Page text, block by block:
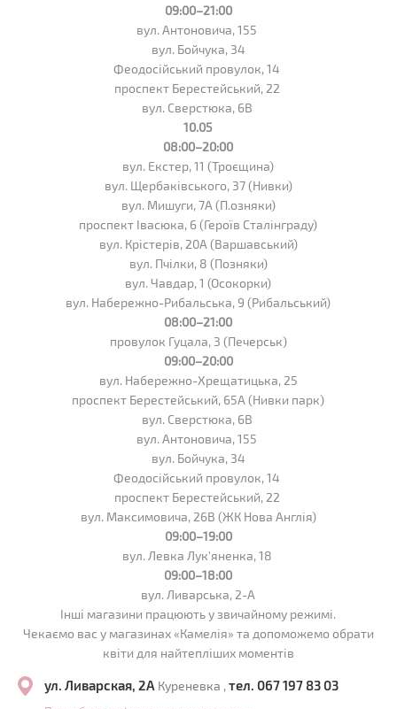
09:00–21:00
вул. Антоновича, 155
вул. Бойчука, 34
Феодосійський провулок, 14
проспект Берестейський, 22
вул. Сверстюка, 6В
10.05
08:00–20:00
вул. Екстер, 11 (Троєщина)
вул. Щербаківського, 37 (Нивки)
вул. Мишуги, 7А (П.озняки)
проспект Івасюка, 6 (Героїв Сталінграду)
вул. Крістерів, 20А (Варшавський)
вул. Пчілки, 8 (Позняки)
вул. Чавдар, 1 (Осокорки)
вул. Набережно-Рибальська, 9 (Рибальський)
08:00–21:00
провулок Гуцала, 3 (Печерськ)
09:00–20:00
вул. Набережно-Хрещатицька, 25
проспект Берестейський, 65А (Нивки парк)
вул. Сверстюка, 6В
вул. Антоновича, 155
вул. Бойчука, 34
Феодосійський провулок, 14
проспект Берестейський, 22
вул. Максимовича, 26В (ЖК Нова Англія)
09:00–19:00
вул. Левка Лук'яненка, 18
09:00–18:00
вул. Ливарська, 2-А
Інші магазини працюють у звичайному режимі.
Чекаємо вас у магазинах «Камелія» та допоможемо обрати
квіти для найтепліших моментів
ул. Ливарская, 2А Куреневка , тел. 067 197 83 03